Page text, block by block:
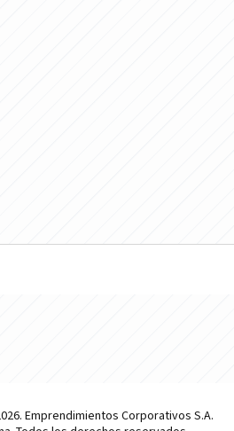
Emprendimientos Corporativos S.A.